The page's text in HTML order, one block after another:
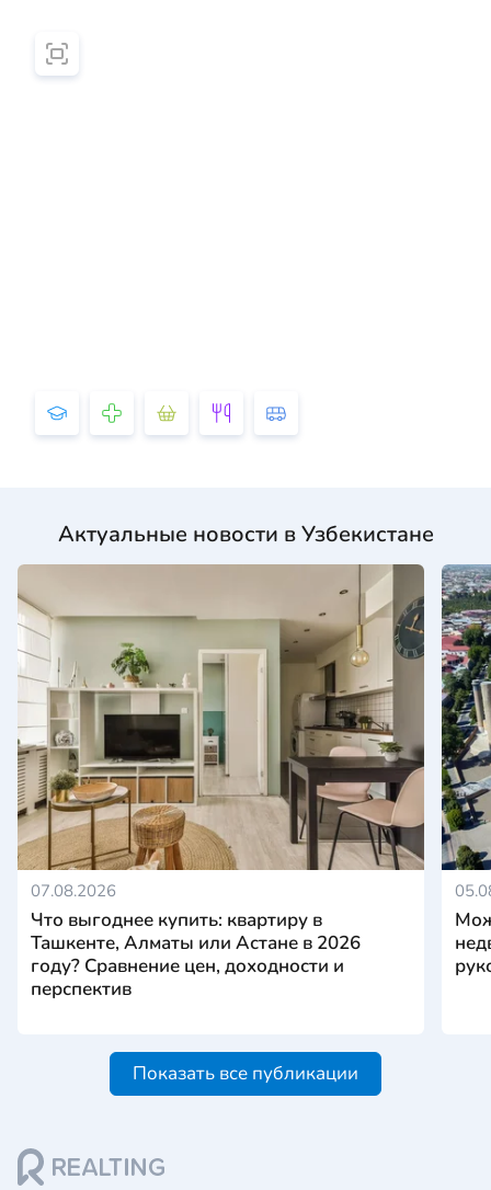
Актуальные новости в Узбекистане
07.08.2026
Что выгоднее купить: квартиру в
Ташкенте, Алматы или Астане в 2026
году? Сравнение цен, доходности и
перспектив
Показать все публикации